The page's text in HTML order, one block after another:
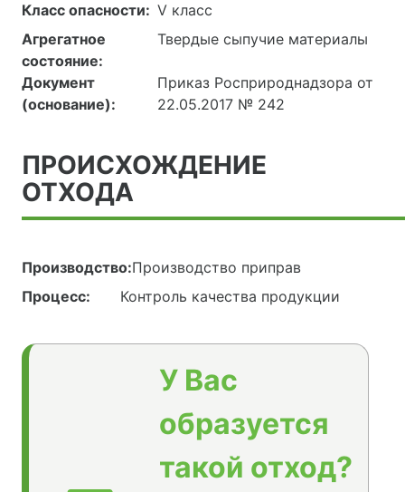
Класс опасности: V класс
Агрегатное
состояние:
Твердые сыпучие материалы
Документ
(основание):
Приказ Росприроднадзора от
22.05.2017 № 242
ПРОИСХОЖДЕНИЕ
ОТХОДА
Производство:Производство приправ
Процесс:
Контроль качества продукции
У Вас
образуется
такой отход?